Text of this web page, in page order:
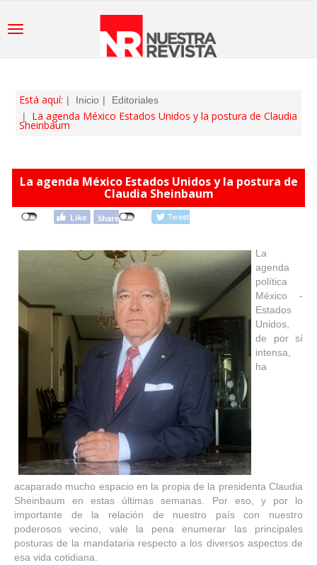
Está aquí: Inicio Editoriales
La agenda México Estados Unidos y la postura de Claudia
Sheinbaum
La agenda México Estados Unidos y la postura de
Claudia Sheinbaum
La
agenda
política
México -
Estados
Unidos,
de por sí
intensa,
ha
acaparado mucho espacio en la propia de la presidenta Claudia
Sheinbaum en estas últimas semanas. Por eso, y por lo
importante de la relación de nuestro país con nuestro
poderosos vecino, vale la pena enumerar las principales
posturas de la mandataria respecto a los diversos aspectos de
esa vida cotidiana.